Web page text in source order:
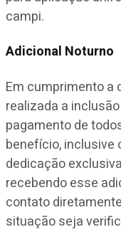
campi.
Adicional Noturno
Em cumprimento a
realizada a
pagamento de
benefício, inclusive
dedicação
recebendo esse
contato
situação seja